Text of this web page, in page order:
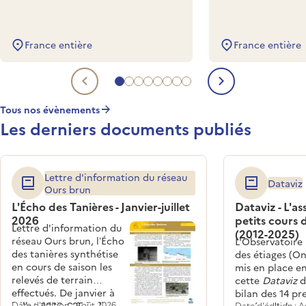
Aller à l'evénement à venir 1
Aller à l'evénement à venir 2
Aller à l'evénement à venir 3
Aller à l'evénement à venir 4
Aller à l'evénement à venir 5
Aller à l'evénement à venir 6
Aller à l'evénement à venir
Aller à l'evénement à
France entière France entière
Evénement à venir
Tous nos évènements
Les derniers documents publiés
L'Écho des Tanières - Janvier-juillet
2026
Lettre d'information du réseau
Ours brun
Lettre d'information du
réseau Ours brun, l’Écho
des tanières synthétise
en cours de saison les
relevés de terrain
effectués. De janvier à
Dataviz -
petits cours
(2012-2025)
Dataviz
des étiages
mis en place
cette Dataviz
bilan des 14